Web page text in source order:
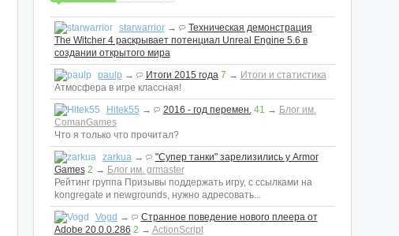
starwarrior→
Техническая демонстрация
The Witcher 4 раскрывает потенциал Unreal Engine 5.6 в
создании открытого мира
paulp → Итоги 2015 года 7 → Итоги и статистика
Атмосфера в игре классная!
Hitek55 → 2016 - год перемен. 41 → Блог им.
ComanGames
Что я только что прочитал?
zarkua→
"Супер танки" зарелизились у Armor
Games 2 → Блог им. grmaster
Рейтинг группа Призывы поддержать игру, с ссылками на
kongregate и newgrounds, нужно адресовать...
Vogd →
Странное поведение нового плеера от
Adobe 20.0.0.286 2 → ActionScript